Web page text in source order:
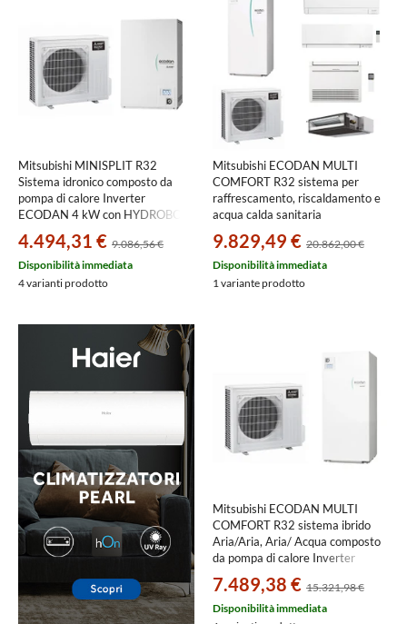
Mitsubishi MINISPLIT R32
Sistema idronico composto da
pompa di calore Inverter
ECODAN 4 kW con HYDROBOX
SWM40VA2+ERSD-VM2E
4.494,31 € 9.086,56 €
Disponibilità immediata
4 varianti prodotto
Mitsubishi ECODAN MULTI
COMFORT R32 sistema per
raffrescamento, riscaldamento e
acqua calda sanitaria
unità esterna 8.5 kW | unità
interne canalizzabile 9000, a
pavimento 9000 e a parete
9.829,49 € 20.862,00 €
Disponibilità immediata
1 variante prodotto
Mitsubishi ECODAN MULTI
COMFORT R32 sistema ibrido
Aria/Aria, Aria/ Acqua composto
da pompa di calore Inverter
HYDROTANK SMALL reversibile
170 litri PXZ-
7.489,38 € 15.321,98 €
Disponibilità immediata